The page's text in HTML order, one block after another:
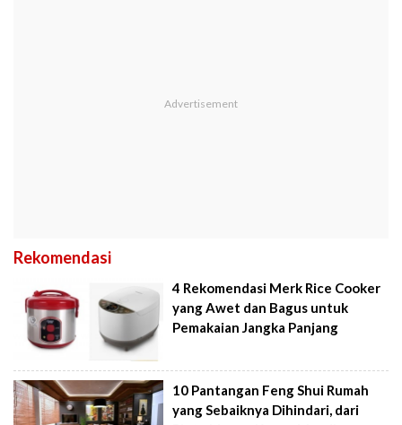
Rekomendasi
4 Rekomendasi Merk Rice Cooker
yang Awet dan Bagus untuk
Pemakaian Jangka Panjang
10 Pantangan Feng Shui Rumah
yang Sebaiknya Dihindari, dari